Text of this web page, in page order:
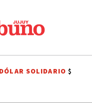
BARRIOS ONDA
DÓLAR SOLIDARIO$